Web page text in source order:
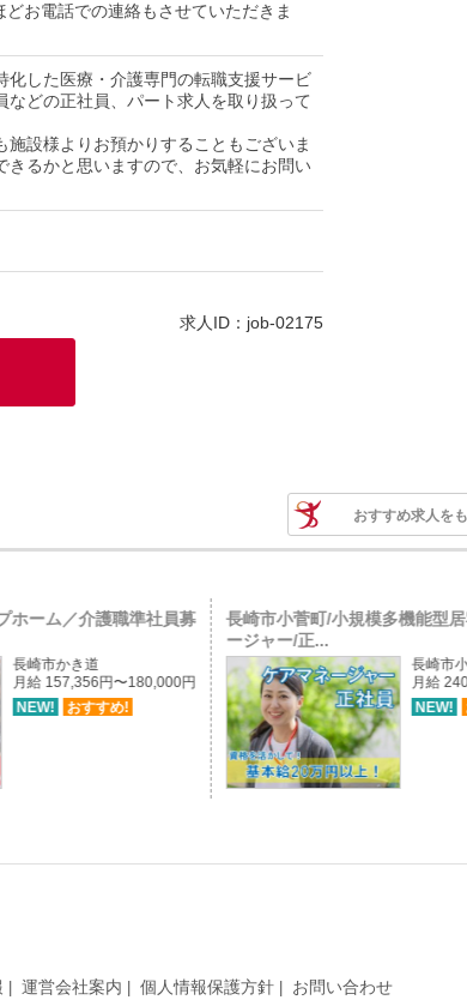
お電話での連絡もさせていただきま
化した医療・介護専門の転職支援サービ
どの正社員、パート求人を取り扱って
設様よりお預かりすることもございま
るかと思いますので、お気軽にお問い
求人ID：job-02175
おすすめ求人を
ホーム／介護職準社員募
長崎市かき道
月給 157,356円〜180,000円
NEW!
おすすめ!
長崎市小菅町/小規模多機能型
ージャー/正...
長崎市
月給
NEW!
運営会社案内 個人情報保護方針 お問い合わせ